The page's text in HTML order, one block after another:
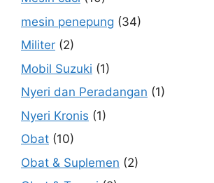
mesin penepung (34)
Militer (2)
Mobil Suzuki (1)
Nyeri dan Peradangan (1)
Nyeri Kronis (1)
Obat (10)
Obat & Suplemen (2)